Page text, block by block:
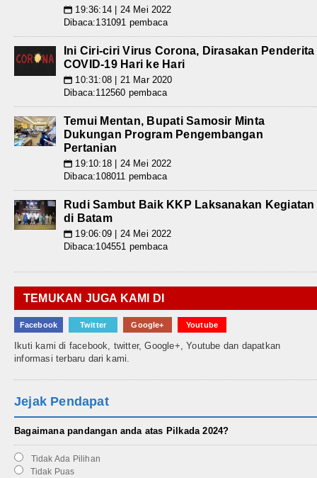
📅 19:36:14 | 24 Mei 2022
Dibaca:131091 pembaca
Ini Ciri-ciri Virus Corona, Dirasakan Penderita
COVID-19 Hari ke Hari
📅 10:31:08 | 21 Mar 2020
Dibaca:112560 pembaca
Temui Mentan, Bupati Samosir Minta
Dukungan Program Pengembangan
Pertanian
📅 19:10:18 | 24 Mei 2022
Dibaca:108011 pembaca
Rudi Sambut Baik KKP Laksanakan Kegiatan
di Batam
📅 19:06:09 | 24 Mei 2022
Dibaca:104551 pembaca
TEMUKAN JUGA KAMI DI
Facebook Twitter Google+ Youtube
Ikuti kami di facebook, twitter, Google+, Youtube dan dapatkan
informasi terbaru dari kami.
Jejak Pendapat
Bagaimana pandangan anda atas Pilkada 2024?
Tidak Ada Pilihan
Tidak Puas